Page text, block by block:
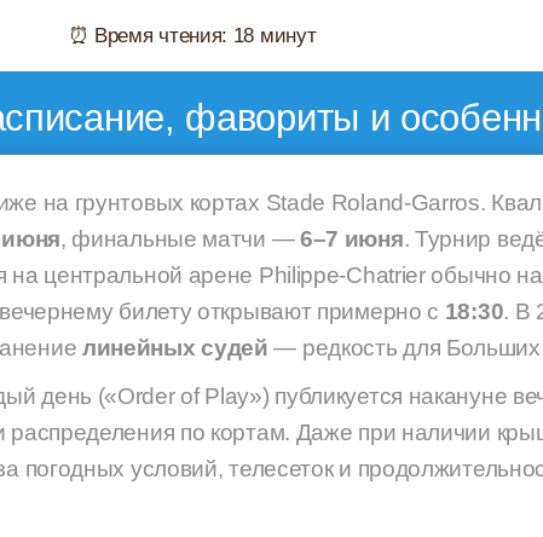
⏰ Время чтения: 18 минут
фавориты и
на грунтовых кортах Stade Roland-Garros.
июня, финальные матчи —6–7 июня. Турнир
на центральной арене Philippe-Chatrier обычно
билету открывают примерно с 18:30. В
линейных судей — редкость для
день («Order of Play») публикуется накануне
распределения по кортам. Даже при наличии
погодных условий, телесеток и